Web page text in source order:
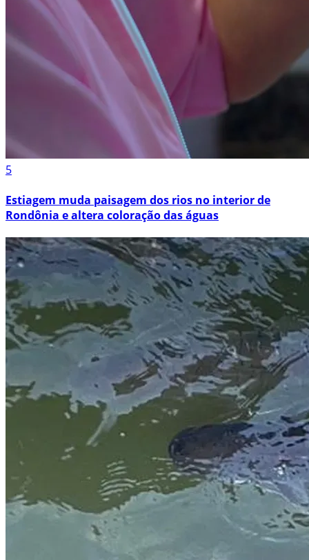
5
Estiagem muda paisagem dos rios no interior de
Rondônia e altera coloração das águas